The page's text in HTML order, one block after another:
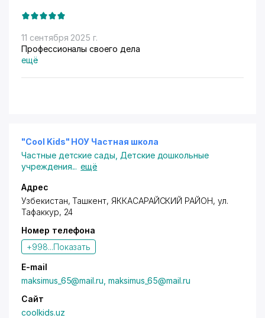
11 сентября 2025 г.
Профессионалы своего дела
ещё
"Cool Kids" НОУ Частная школа
Частные детские сады Детские дошкольные
учреждения... ещё
Адрес
Узбекистан,Ташкент, ЯККАСАРАЙСКИЙ РАЙОН, ул.
Тафаккур, 24
Номер телефона
+998...Показать
E-mail
maksimus_65@mail.ru, maksimus_65@mail.ru
Сайт
coolkids.uz